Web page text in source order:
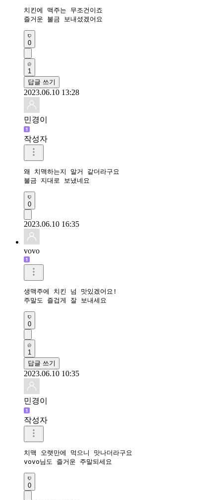
치킨에 맥주는 무조건이죠
즐거운 불금 보내셨겠어요
0
1
답글 쓰기
2023.06.10 13:28
민경이
작성자
왜 치맥하는지 알거 같더라구요
불금 지대로 보냈네요
0
2023.06.10 16:35
vovo
생맥주에 치킨 넘 맛있겠어요!
주말도 즐겁게 잘 보내세요
0
1
답글 쓰기
2023.06.10 10:35
민경이
작성자
치맥 오랫만에 먹으니 맛나더라구요
vovo님도 즐거운 주말되세요
0